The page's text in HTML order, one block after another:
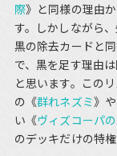
際》と同様の理由
す。しかしながら
黒の除去カードと
で、黒を足す理由
と思います。この
の《群れネズミ》
い《ヴィズコーパ
のデッキだけの特権